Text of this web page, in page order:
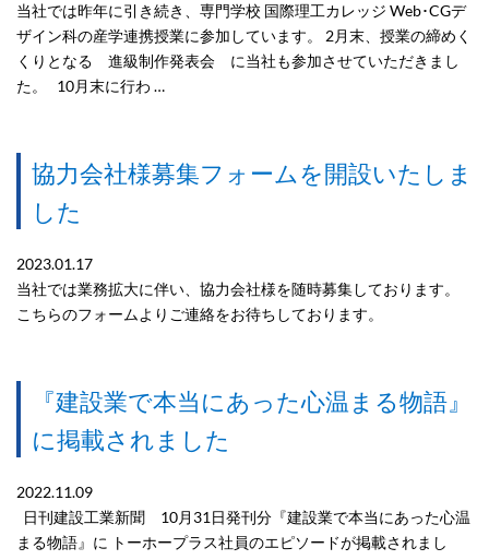
当社では昨年に引き続き、専門学校 国際理工カレッジ Web･CGデ
ザイン科の産学連携授業に参加しています。 2月末、授業の締めく
くりとなる 進級制作発表会 に当社も参加させていただきまし
た。 10月末に行わ …
協力会社様募集フォームを開設いたしま
した
2023.01.17
当社では業務拡大に伴い、協力会社様を随時募集しております。
こちらのフォームよりご連絡をお待ちしております。
『建設業で本当にあった心温まる物語』
に掲載されました
2022.11.09
日刊建設工業新聞 10月31日発刊分『建設業で本当にあった心温
まる物語』に トーホープラス社員のエピソードが掲載されまし